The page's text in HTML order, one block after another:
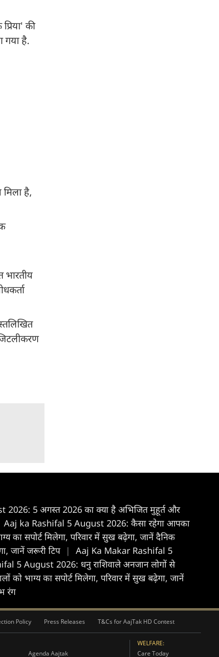
की
गया है.
मिला है,
भारतीय
5 अगस्त 2026 का क्या है अभिजित मुहूर्त और
Aaj ka Rashifal 5 August 2026: कैसा रहेगा आपका
का सपोर्ट मिलेगा, परिवार में सुख बढ़ेगा, जानें दैनिक
जानें जरूरी टिप |
Aaj Ka Makar Rashifal 5
5 August 2026: धनु राशिवाले अनजान लोगों से
भाग्य का सपोर्ट मिलेगा, परिवार में सुख बढ़ेगा, जानें
रंग
Policy Press Releases T&Cs for AajTak HD Contest
Agenda Aajtak
WELFARE:
Care Today